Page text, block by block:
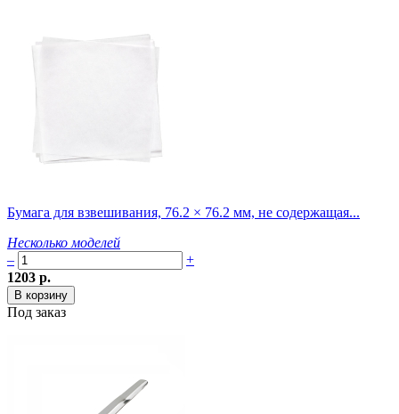
Бумага для взвешивания, 76.2 × 76.2 мм, не содержащая...
Несколько моделей
–
+
1203 р.
Под заказ